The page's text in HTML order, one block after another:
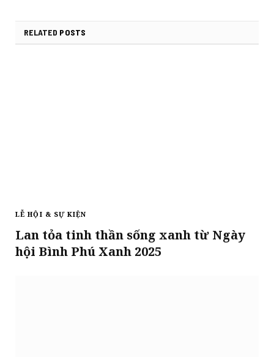
RELATED POSTS
LỄ HỘI & SỰ KIỆN
Lan tỏa tinh thần sống xanh từ Ngày
hội Bình Phú Xanh 2025